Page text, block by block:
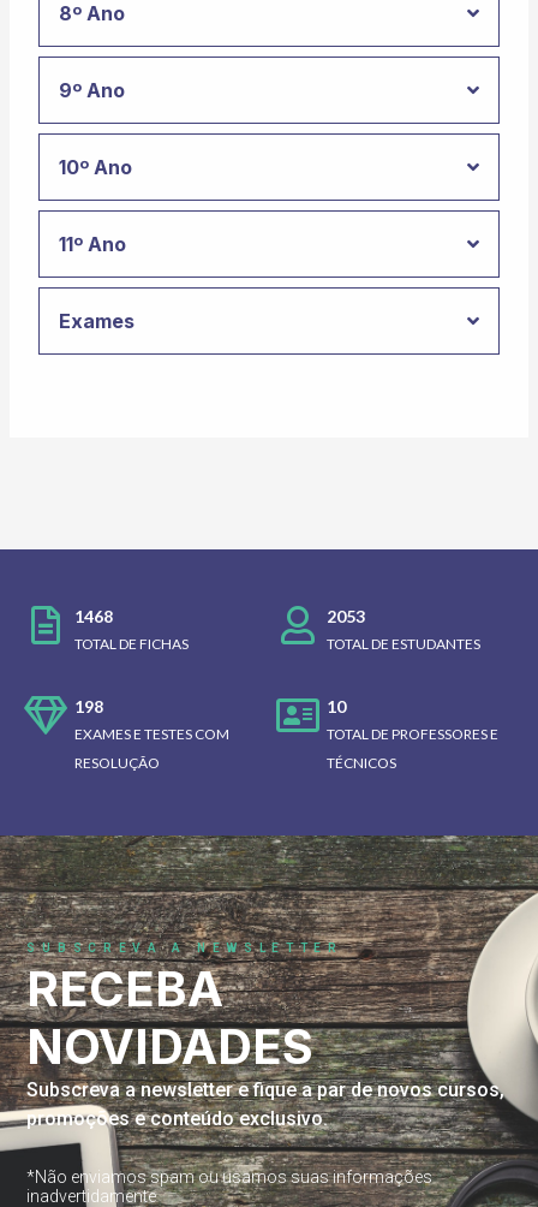
8º Ano
9º Ano
10º Ano
11º Ano
Exames
1468
TOTAL DE FICHAS
2053
TOTAL DE ESTUDANTES
198
EXAMES E TESTES COM
RESOLUÇÃO
10
TOTAL DE PROFESSORES E
TÉCNICOS
SUBSCREVA A NEWSLETTER
RECEBA
NOVIDADES
Subscreva a newsletter e fique a par de novos cursos,
promoções e conteúdo exclusivo.
*Não enviamos spam ou usamos suas informações
inadvertidamente